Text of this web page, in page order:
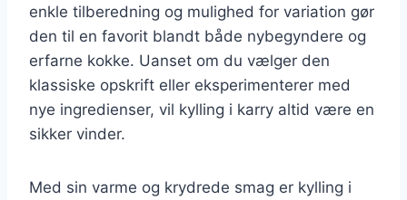
enkle tilberedning og mulighed for variation gør
den til en favorit blandt både nybegyndere og
erfarne kokke. Uanset om du vælger den
klassiske opskrift eller eksperimenterer med
nye ingredienser, vil kylling i karry altid være en
sikker vinder.
Med sin varme og krydrede smag er kylling i